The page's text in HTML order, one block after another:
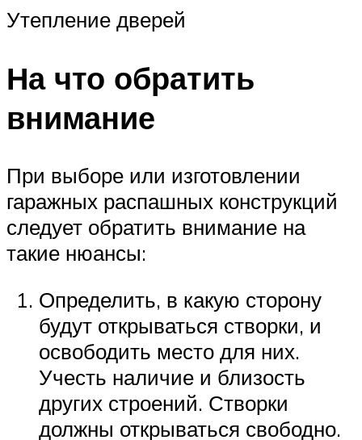
Утепление дверей
На что обратить
внимание
При выборе или изготовлении
гаражных распашных конструкций
следует обратить внимание на
такие нюансы:
Определить, в какую сторону
будут открываться створки, и
освободить место для них.
Учесть наличие и близость
других строений. Створки
должны открываться свободно.